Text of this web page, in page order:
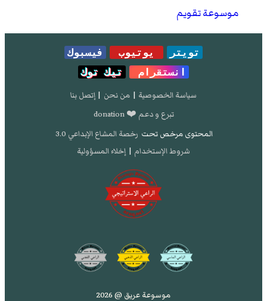
موسوعة تقويم
تويتر يوتيوب
فيسبوك
انستقرام
تيك توك
سياسة الخصوصية | من نحن | إتصل بنا
تبرع و دعم ❤️ donation
المحتوى مرخص تحت رخصة المشاع الإبداعي 3.0
شروط الإستخدام | إخلاء المسؤولية
موسوعة عريق @ 2026